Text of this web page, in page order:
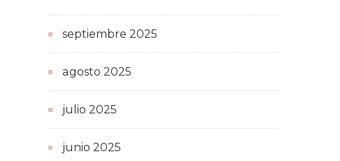
septiembre 2025
agosto 2025
julio 2025
junio 2025